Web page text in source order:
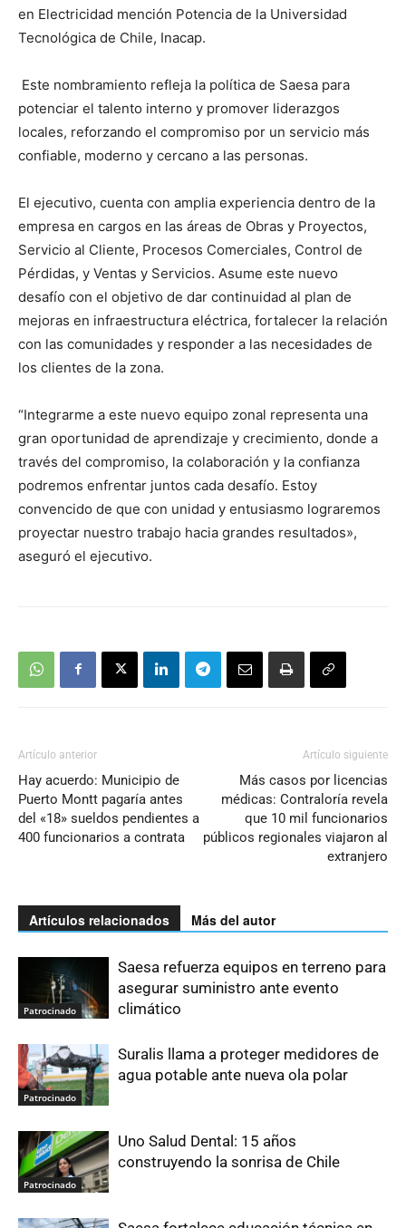
en Electricidad mención Potencia de la Universidad
Tecnológica de Chile, Inacap.
Este nombramiento refleja la política de Saesa para
potenciar el talento interno y promover liderazgos
locales, reforzando el compromiso por un servicio más
confiable, moderno y cercano a las personas.
El ejecutivo, cuenta con amplia experiencia dentro de la
empresa en cargos en las áreas de Obras y Proyectos,
Servicio al Cliente, Procesos Comerciales, Control de
Pérdidas, y Ventas y Servicios. Asume este nuevo
desafío con el objetivo de dar continuidad al plan de
mejoras en infraestructura eléctrica, fortalecer la relación
con las comunidades y responder a las necesidades de
los clientes de la zona.
“Integrarme a este nuevo equipo zonal representa una
gran oportunidad de aprendizaje y crecimiento, donde a
través del compromiso, la colaboración y la confianza
podremos enfrentar juntos cada desafío. Estoy
convencido de que con unidad y entusiasmo lograremos
proyectar nuestro trabajo hacia grandes resultados»,
aseguró el ejecutivo.
Artículo anterior
Hay acuerdo: Municipio de
Puerto Montt pagaría antes
del «18» sueldos pendientes a
400 funcionarios a contrata
Artículo siguiente
Más casos por licencias
médicas: Contraloría revela
que 10 mil funcionarios
públicos regionales viajaron al
extranjero
Artículos relacionados Más del autor
Patrocinado
Saesa refuerza equipos en terreno para
asegurar suministro ante evento
climático
Patrocinado
Suralis llama a proteger medidores de
agua potable ante nueva ola polar
Patrocinado
Uno Salud Dental: 15 años
construyendo la sonrisa de Chile